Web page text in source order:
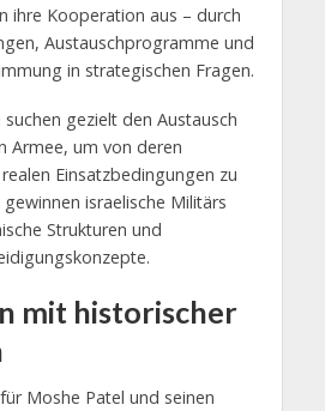
ihre Kooperation aus – durch
Austauschprogramme und
in strategischen Fragen.
gezielt den Austausch
Armee, um von deren
Einsatzbedingungen zu
israelische Militärs
Strukturen und
mit historischer
Moshe Patel und seinen